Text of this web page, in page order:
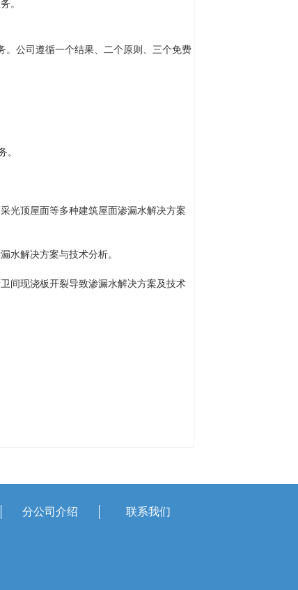
。
公司遵循一个结果、二个原则、三个免费
。
光顶屋面等多种建筑屋面渗漏水解决方案
水解决方案与技术分析。
间现浇板开裂导致渗漏水解决方案及技术
分公司介绍 联系我们